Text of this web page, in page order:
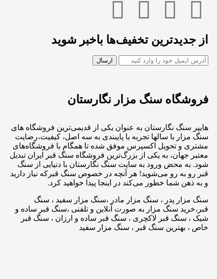
از جدیدترین تخفیف‌ها باخبر شوید
فروشگاه سنگ مزار نگارستان
هایپر سنگ نگارستان به عنوان یکی از قدیمی‌ترین فروشگاه های
سنگ مزار با سالها تجربه با پایبندی به سه اصل، کیفیت،رضایت
مشتری و تحویل اکسپرس موفق شده تا همگام با فروشگاه‌های
معتبر جهان، به یکی از بزرگ‌ترین فروشگاه سنگ قبر ایران تبدیل
شود. به محض ورود به سایت سنگ نگارستان با دنیایی از سنگ
قبر رو به رو می‌شوید! هر آنچه در خصوص سنگ قبرکه نیاز دارید
و به ذهن شما خطور می‌کند در اینجا پیدا خواهید کرد.
سنگ مزار پدر ، سنگ مزار مادر ،سنگ مزار سفید ، سنگ
قبر،خرید سنگ مزار به صورت آنلاین و تلفنی ،سنگ قبر ساده و
شیک ، سنگ قبر لاکچری ، سنگ قبر ساده و ارزان ، سنگ قبر
خاص ، بهترین سنگ قبر ، سنگ مزار سفید